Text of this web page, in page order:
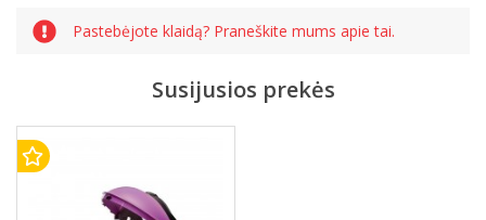
Pastebėjote klaidą? Praneškite mums apie tai.
Susijusios prekės